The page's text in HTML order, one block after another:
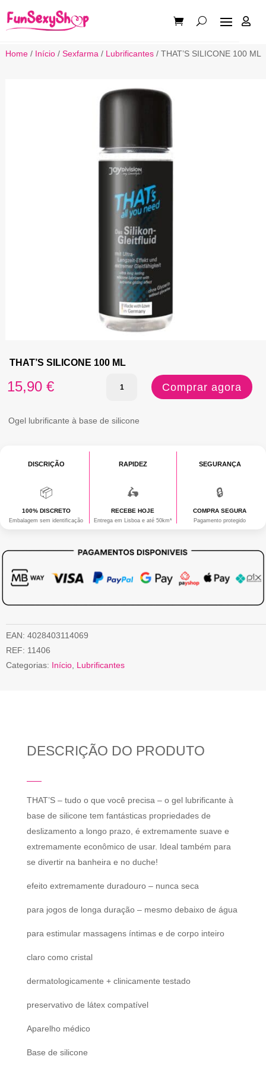

Home/ Início/ Sexfarma / Lubrificantes/ THAT’S SILICONE 100 ML
THAT’S SILICONE 100 ML
15,90 €
Quantidade
THAT'S
Comprar agora
Ogel lubrificante à base de silicone
DISCRIÇÃO
📦
100% DISCRETO
Embalagem sem identificação
RAPIDEZ
🛵
RECEBE HOJE
Entrega em Lisboa e até 50km*
SEGURANÇA
🔒
COMPRA SEGURA
Pagamento protegido
EAN: 4028403114069
REF: 11406
Categorias: Início Lubrificantes
DESCRIÇÃO DO PRODUTO
THAT’S – tudo o que você precisa – o gel lubrificante à
base de silicone tem fantásticas propriedades de
deslizamento a longo prazo, é extremamente suave e
extremamente econômico de usar. Ideal também para
se divertir na banheira e no duche!
efeito extremamente duradouro – nunca seca
para jogos de longa duração – mesmo debaixo de água
para estimular massagens íntimas e de corpo inteiro
claro como cristal
dermatologicamente + clinicamente testado
preservativo de látex compatível
Aparelho médico
Base de silicone